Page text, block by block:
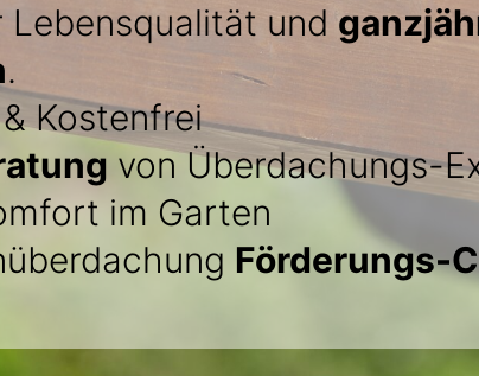
Lebensqualität und
.
Kostenfrei
von Überdachungs-
im Garten
Förderungs-